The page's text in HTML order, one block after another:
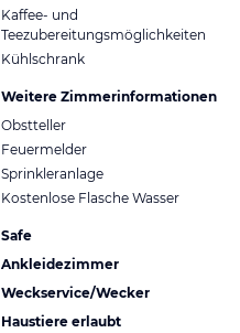
Kaffee- und
Teezubereitungsmöglichkeiten
Kühlschrank
Weitere Zimmerinformationen
Obstteller
Feuermelder
Sprinkleranlage
Kostenlose Flasche Wasser
Safe
Ankleidezimmer
Weckservice/Wecker
Haustiere erlaubt